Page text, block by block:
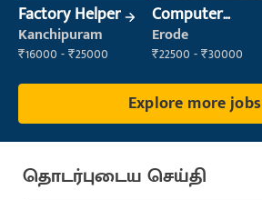
Factory Helper
Kanchipuram
₹16000 - ₹25000
Computer
Operator
Erode
₹22500 - ₹30000
Explore more jobs
தொடர்புடைய செய்தி